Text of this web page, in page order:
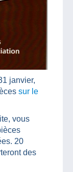
janvier,
sur le
vous
20
des